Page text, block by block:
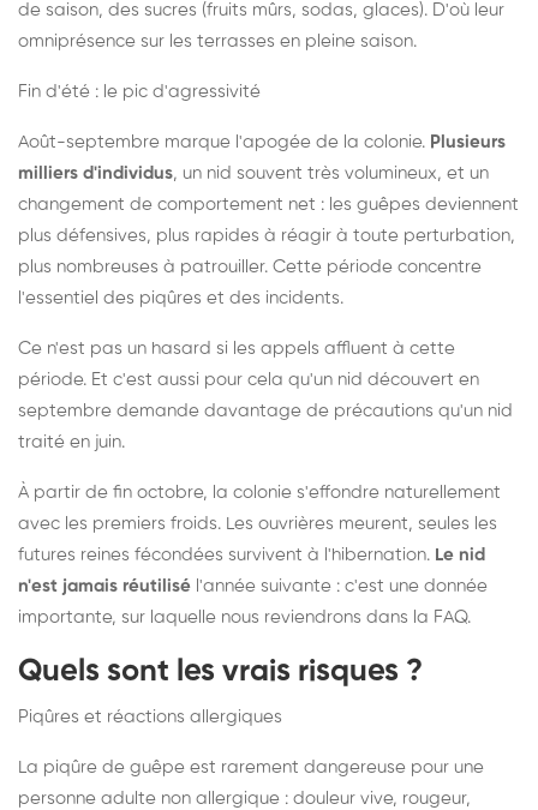
de saison, des sucres (fruits mûrs, sodas, glaces). D'où leur
omniprésence sur les terrasses en pleine saison.
Fin d'été : le pic d'agressivité
Août-septembre marque l'apogée de la colonie. Plusieurs
milliers d'individus, un nid souvent très volumineux, et un
changement de comportement net : les guêpes deviennent
plus défensives, plus rapides à réagir à toute perturbation,
plus nombreuses à patrouiller. Cette période concentre
l'essentiel des piqûres et des incidents.
Ce n'est pas un hasard si les appels affluent à cette
période. Et c'est aussi pour cela qu'un nid découvert en
septembre demande davantage de précautions qu'un nid
traité en juin.
À partir de fin octobre, la colonie s'effondre naturellement
avec les premiers froids. Les ouvrières meurent, seules les
futures reines fécondées survivent à l'hibernation. Le nid
n'est jamais réutilisé l'année suivante : c'est une donnée
importante, sur laquelle nous reviendrons dans la FAQ.
Quels sont les vrais risques ?
Piqûres et réactions allergiques
La piqûre de guêpe est rarement dangereuse pour une
personne adulte non allergique : douleur vive, rougeur,